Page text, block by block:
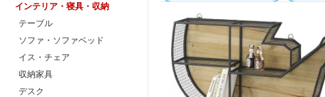
インテリア・寝具・収納
テーブル
ソファ・ソファベッド
イス・チェア
収納家具
デスク